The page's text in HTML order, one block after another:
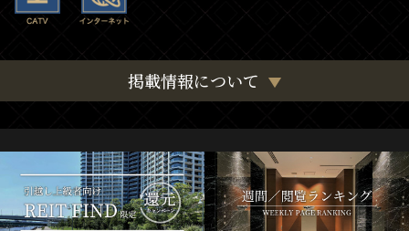
掲載情報について